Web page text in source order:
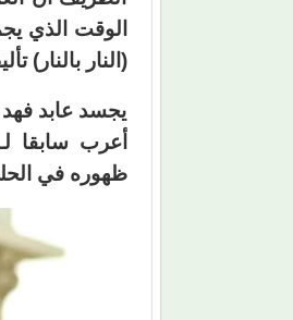
الوقت الذي
(النار بالنار)
يجسد عابد
أعرب سابقا
ظهوره في